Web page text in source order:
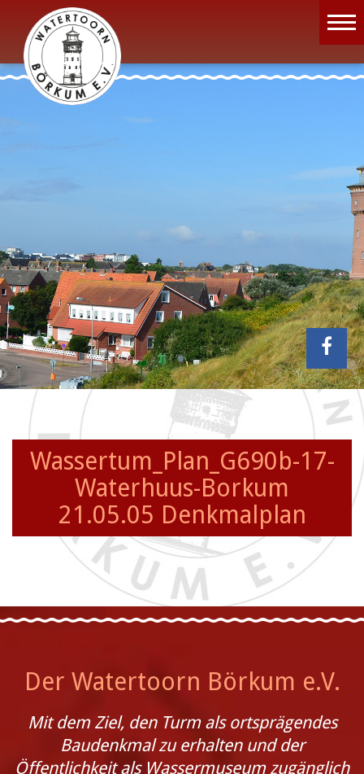
Wassermuseum
Öffnungszeiten
Projekte
Wassertum_Plan_G690b-17-
Waterhuus-Borkum
21.05.05 Denkmalplan
Der Watertoorn Börkum e.V.
Mit dem Ziel, den Turm als ortsprägendes
Baudenkmal zu erhalten und der
Öffentlichkeit als Wassermuseum zugänglich